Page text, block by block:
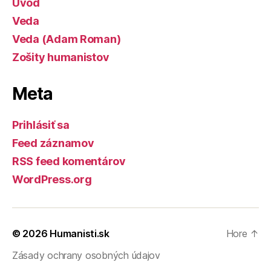
Veda
Veda (Adam Roman)
Zošity humanistov
Meta
Prihlásiť sa
Feed záznamov
RSS feed komentárov
WordPress.org
© 2026 Humanisti.sk
Zásady ochrany osobných údajov
Hore ↑